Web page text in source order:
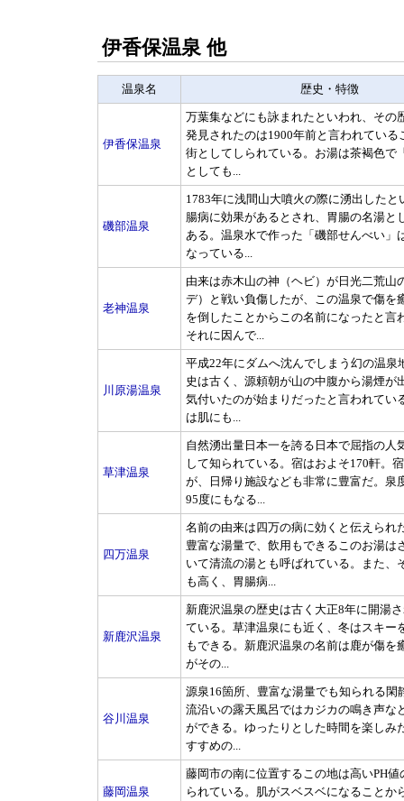
伊香保温泉 他
温泉名 歴史・特徴
伊香保温泉
万葉集などにも詠まれたといわれ、その
発見されたのは1900年前と言われている
街としてしられている。お湯は茶褐色で
としても...
磯部温泉
1783年に浅間山大噴火の際に湧出したと
腸病に効果があるとされ、胃腸の名湯と
ある。温泉水で作った「磯部せんべい」
なっている...
老神温泉
由来は赤木山の神（ヘビ）が日光二荒山
デ）と戦い負傷したが、この温泉で傷を
を倒したことからこの名前になったと言
それに因んで...
川原湯温泉
平成22年にダムへ沈んでしまう幻の温泉
史は古く、源頼朝が山の中腹から湯煙が
気付いたのが始まりだったと言われてい
は肌にも...
草津温泉
自然湧出量日本一を誇る日本で屈指の人
して知られている。宿はおよそ170軒。
が、日帰り施設なども非常に豊富だ。泉
95度にもなる...
四万温泉
名前の由来は四万の病に効くと伝えられ
豊富な湯量で、飲用もできるこのお湯は
いて清流の湯とも呼ばれている。また、
も高く、胃腸病...
新鹿沢温泉
新鹿沢温泉の歴史は古く大正8年に開湯
ている。草津温泉にも近く、冬はスキー
もできる。新鹿沢温泉の名前は鹿が傷を
がその...
谷川温泉
源泉16箇所、豊富な湯量でも知られる閑
流沿いの露天風呂ではカジカの鳴き声な
ができる。ゆったりとした時間を楽しみ
すすめの...
藤岡温泉
藤岡市の南に位置するこの地は高いPH値
られている。肌がスベスベになることか